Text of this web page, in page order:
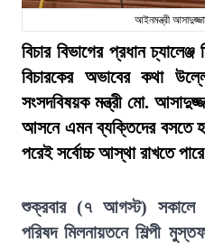
আইনমন্ত্রী
বিচার বিভাগের প্রধান
বিচারকের অভাবের কথা
সংসদবিষয়ক মন্ত্রী মো.
আসনে এমন ব্যক্তিদের বসতে
পরেই সর্বোচ্চ আস্থা রাখতে
শুক্রবার (৭ আগস্ট) সকালে
পরিষদ মিলনায়তনে শিল্পী